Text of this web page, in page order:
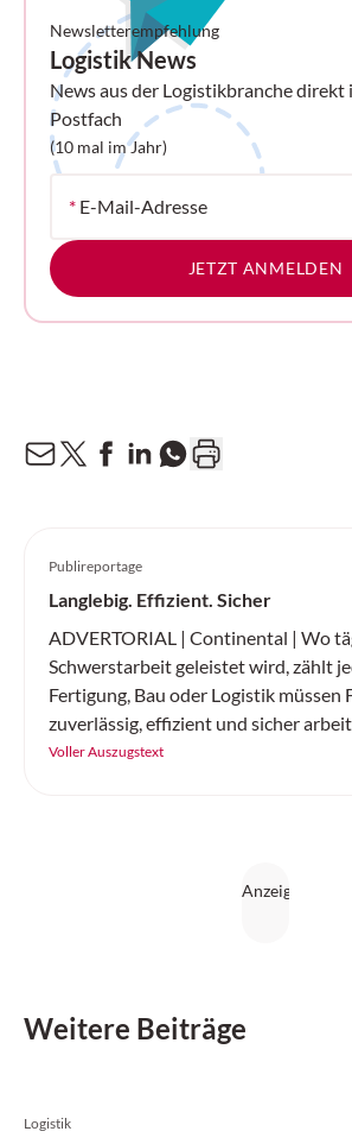
Newsletterempfehlung
Logistik News
News aus der Logistikbranche direkt
Postfach
(10 mal im Jahr)
* E-Mail-Adresse
JETZT ANMELDEN
Publireportage
Langlebig. Effizient. Sicher
ADVERTORIAL | Continental | Wo
Schwerstarbeit geleistet wird, zählt
Fertigung, Bau oder Logistik müssen
zuverlässig, effizient und sicher
«SC20+» von Continental ist ein
Voller Auszugstext
Weitere Beiträge
Logistik